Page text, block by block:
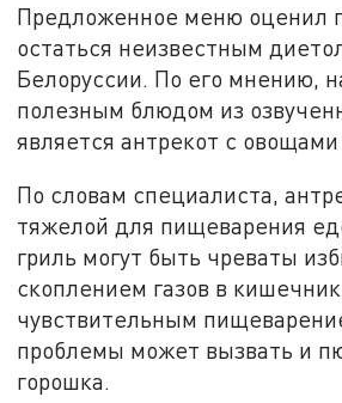
Предложенное меню оценил
остаться неизвестным
Белоруссии. По его мнению,
полезным блюдом из
является антрекот с овощами
По словам специалиста,
тяжелой для пищеварения
гриль могут быть чреваты
скоплением газов в
чувствительным
проблемы может вызвать и
горошка.